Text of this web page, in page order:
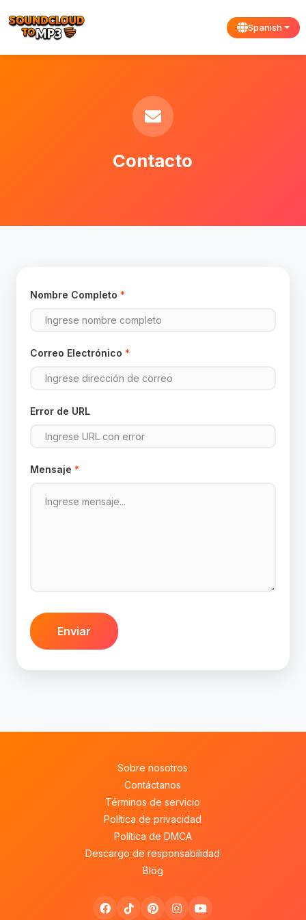
Spanish
Contacto
Nombre Completo *
Correo Electrónico *
Error de URL
Mensaje *
Enviar
Sobre nosotros
Contáctanos
Términos de servicio
Política de privacidad
Política de DMCA
Descargo de responsabilidad
Blog